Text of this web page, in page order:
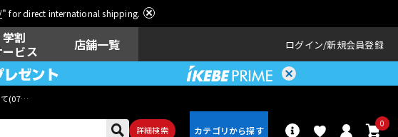
" for direct international shipping.
学割
ービス
店舗一覧 ログイン 新規会員登録
(07月29日
詳細検索
0